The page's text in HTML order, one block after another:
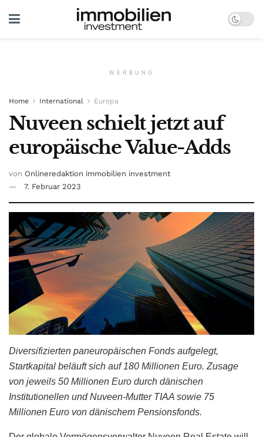
WERBUNG
Home International Europa
Nuveen schielt jetzt auf
europäische Value-Adds
von Onlineredaktion immobilien investment
7. Februar 2023
Diversifizierten paneuropäischen Fonds aufgelegt,
Startkapital beläuft sich auf 180 Millionen Euro. Zusage
von jeweils 50 Millionen Euro durch dänischen
Institutionellen und Nuveen-Mutter TIAA sowie 75
Millionen Euro von dänischem Pensionsfonds.